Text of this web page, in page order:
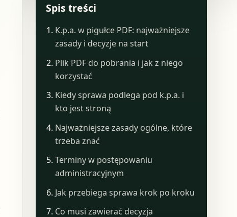
Spis treści
K.p.a. w pigułce PDF: najważniejsze
zasady i decyzje na start
Plik PDF do pobrania i jak z niego
korzystać
Kiedy sprawa podlega pod k.p.a. i
kto jest stroną
Najważniejsze zasady ogólne, które
trzeba znać
Terminy w postępowaniu
administracyjnym
Jak przebiega sprawa krok po kroku
Co musi zawierać decyzja